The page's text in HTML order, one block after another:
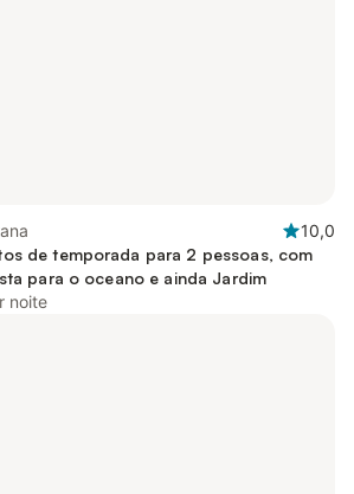
10,0
de temporada para 2 pessoas, com
para o oceano e ainda Jardim
noite